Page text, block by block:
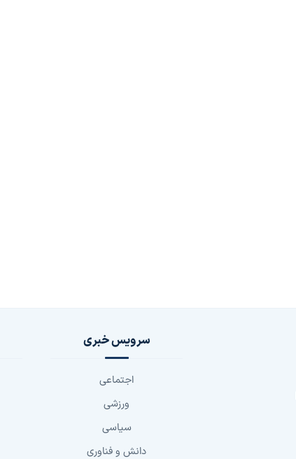
سرویس خبری
اجتماعی
ورزشی
سیاسی
دانش و فناوری